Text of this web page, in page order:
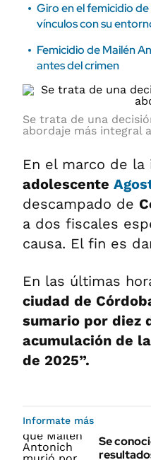
Giro en el femicidio
vínculos con su
Femicidio de Mailén
antes del crimen
Se trata de una
abordaje más integral
En el marco de
adolescente
descampado de
a dos fiscales
causa. El fin es
En las últimas
ciudad de
sumario por diez
acumulación de
de 2025”.
Informate más
Se